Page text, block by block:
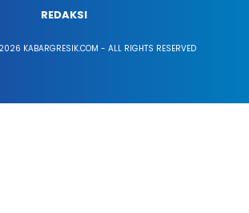
REDAKSI
KABARGRESIK.COM - ALL RIGHTS RESERVED